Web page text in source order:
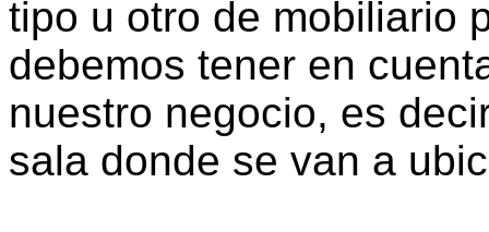
tipo u otro de mobiliario
debemos tener en
nuestro negocio, es
sala donde se van a